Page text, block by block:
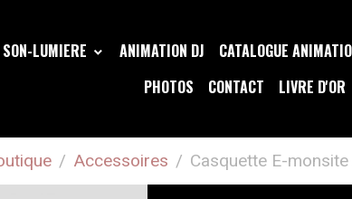
SON-LUMIERE ANIMATION DJ CATALOGUE
PHOTOS
CONTACT LIVRE D'OR
Accessoires Casquette E-